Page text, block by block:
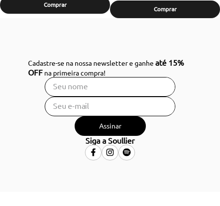
Comprar
Comprar
Cadastre-se na nossa newsletter e ganheaté 15%
OFF na primeira compra!
Assinar
Siga a Soullier